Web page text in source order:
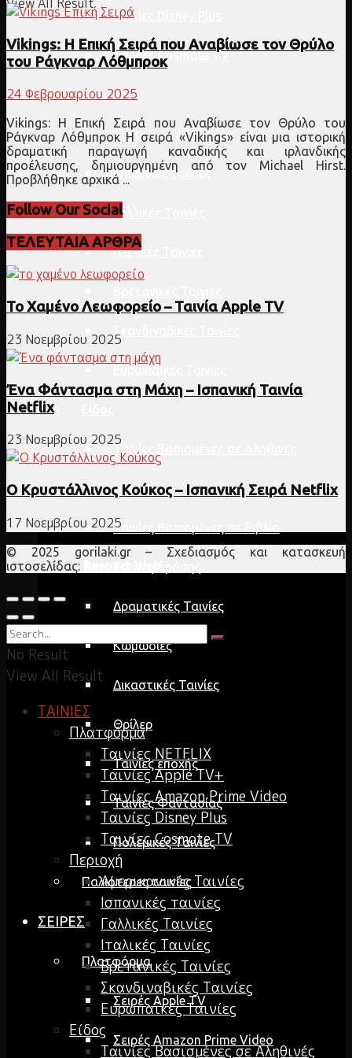
Ταινίες Disney Plus
Ταινίες Cosmote TV
Περιοχή
Αμερικανικές Ταινίες
Ισπανικές ταινίες
Γαλλικές Ταινίες
Ιταλικές Ταινίες
Ευρωπαϊκές Ταινίες
Ταινίες Βασισμένες σε Αληθινές
Ιστορίες
Ταινίες Βασισμένες σε Βιβλία
Δραματικές Ταινίες
Κωμωδίες
Δικαστικές Ταινίες
Θρίλερ
Ταινίες εποχής
Ταινίες Φαντασίας
Πολεμικές Ταινίες
Παλιότερες ταινίες
ΣΕΙΡΕΣ
Πλατφόρμα
Σειρές Apple TV
Σειρές Amazon Prime Video
Vikings: Η Επική Σειρά που Αναβίωσε τον Θρύλο
του Ράγκναρ Λόθμπροκ
24 Φεβρουαρίου 2025
Vikings: Η Επική Σειρά που Αναβίωσε τον Θρύλο του
Ράγκναρ Λόθμπροκ Η σειρά «Vikings» είναι μια ιστορική
δραματική παραγωγή καναδικής και ιρλανδικής
προέλευσης, δημιουργημένη από τον Michael Hirst.
Προβλήθηκε αρχικά ...
Follow Our Social
ΤΕΛΕΥΤΑΙΑ ΑΡΘΡΑ
Το Χαμένο Λεωφορείο – Ταινία Apple TV
23 Νοεμβρίου 2025
Ένα Φάντασμα στη Μάχη – Ισπανική Ταινία
Netflix
23 Νοεμβρίου 2025
Ο Κρυστάλλινος Κούκος – Ισπανική Σειρά Netflix
17 Νοεμβρίου 2025
© 2025 gorilaki.gr – Σχεδιασμός και κατασκευή
ιστοσελίδας:
No Result
View All Result
ΤΑΙΝΙΕΣ
Πλατφόρμα
Ταινίες NETFLIX
Ταινίες Apple TV+
Ταινίες Amazon Prime Video
Ταινίες Disney Plus
Ταινίες Cosmote TV
Περιοχή
Αμερικανικές Ταινίες
Ισπανικές ταινίες
Γαλλικές Ταινίες
Ιταλικές Ταινίες
Βρετανικές Ταινίες
Σκανδιναβικές Ταινίες
Ευρωπαϊκές Ταινίες
Είδος
Ταινίες Βασισμένες σε Αληθινές